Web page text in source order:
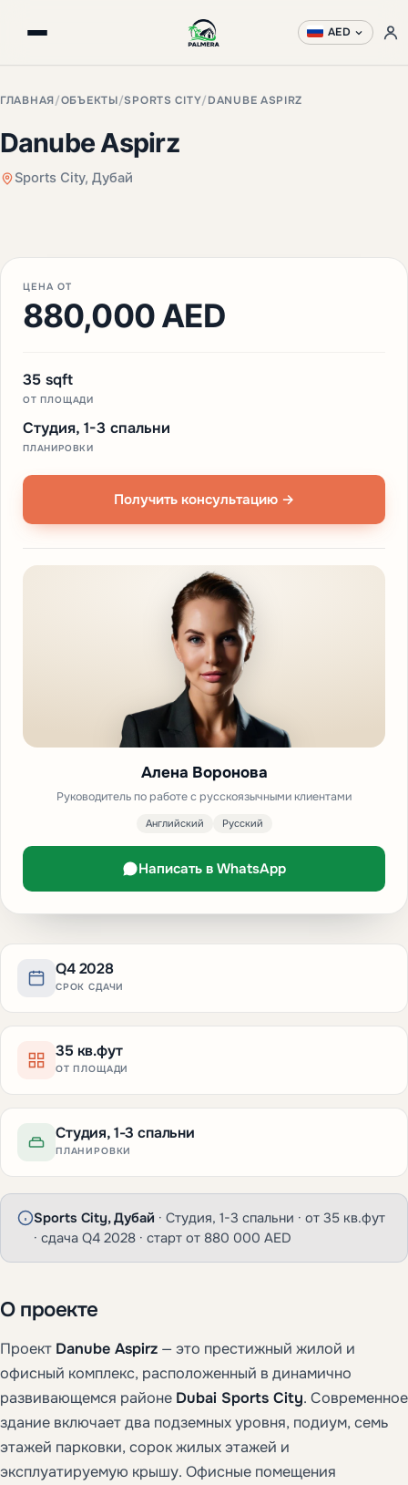
AED
ГЛАВНАЯ/ОБЪЕКТЫ/SPORTS CITY/ DANUBE ASPIRZ
Danube Aspirz
Sports City, Дубай
Q4 2028
СРОК СДАЧИ
35 кв.фут
ОТ ПЛОЩАДИ
Студия, 1-3 спальни
ПЛАНИРОВКИ
Sports City, Дубай · Студия, 1-3 спальни · от 35 кв.фут
· сдача Q4 2028 · старт от 880 000 AED
О проекте
Проект Danube Aspirz — это престижный жилой и
офисный комплекс, расположенный в динамично
развивающемся районе Dubai Sports City. Современное
здание включает два подземных уровня, подиум, семь
этажей парковки, сорок жилых этажей и
эксплуатируемую крышу. Офисные помещения
ЦЕНА ОТ
880,000 AED
35 sqft
ОТ ПЛОЩАДИ
Студия, 1-3 спальни
ПЛАНИРОВКИ
Получить консультацию →
Алена Воронова
Руководитель по работе с русскоязычными клиентами
Английский Русский
Написать в WhatsApp